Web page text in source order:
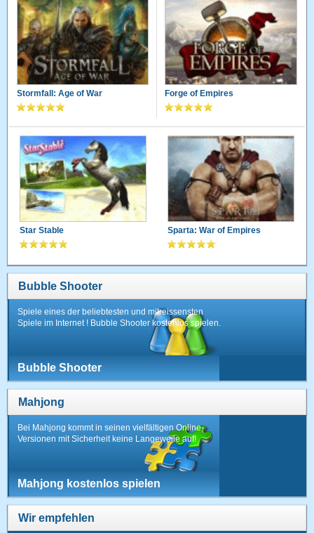
Stormfall: Age of War Forge of Empires
Star Stable Sparta: War of Empires
Bubble Shooter
Spiele eines der beliebtesten und mitreissensten
Spiele im Internet ! Bubble Shooter kostenlos spielen.
Bubble Shooter
Mahjong
Bei Mahjong kommt in seinen vielfältigen Online-
Versionen mit Sicherheit keine Langeweile auf!
Mahjong kostenlos spielen
Wir empfehlen